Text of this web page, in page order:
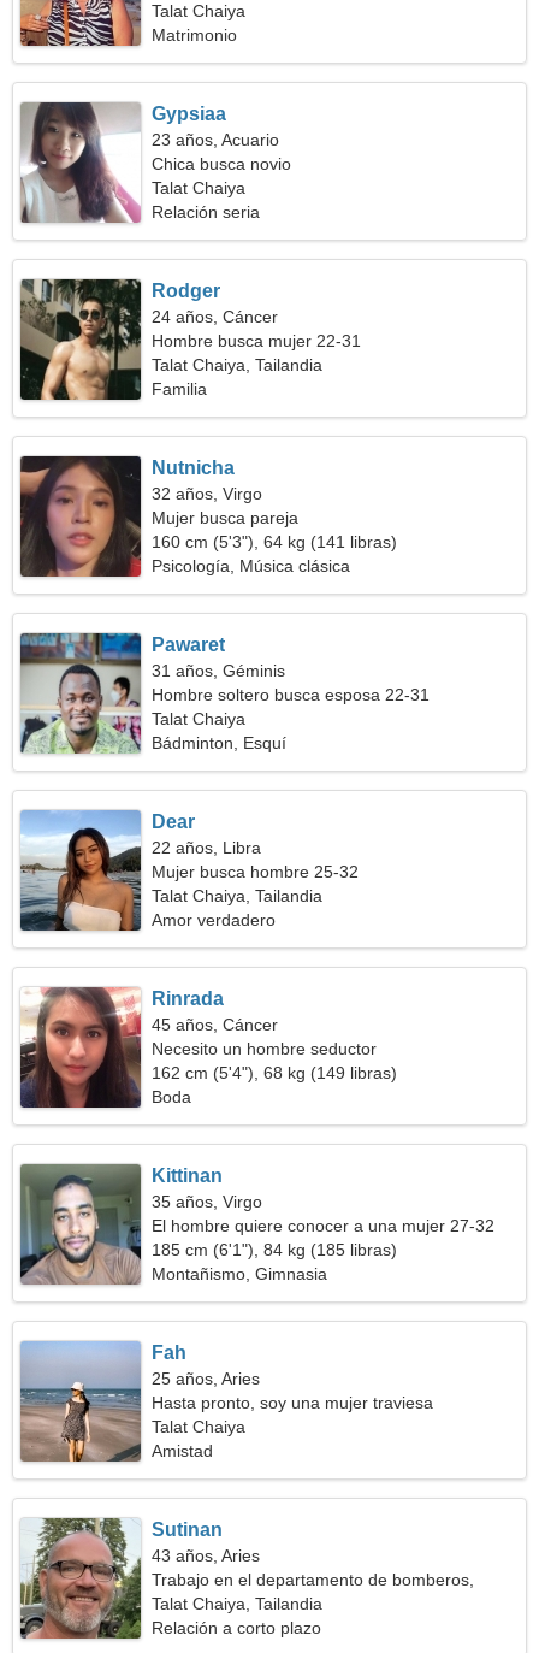
Talat Chaiya
Matrimonio
Gypsiaa
23 años, Acuario
Chica busca novio
Talat Chaiya
Relación seria
Rodger
24 años, Cáncer
Hombre busca mujer 22-31
Talat Chaiya, Tailandia
Familia
Nutnicha
32 años, Virgo
Mujer busca pareja
160 cm (5'3"), 64 kg (141 libras)
Psicología, Música clásica
Pawaret
31 años, Géminis
Hombre soltero busca esposa 22-31
Talat Chaiya
Bádminton, Esquí
Dear
22 años, Libra
Mujer busca hombre 25-32
Talat Chaiya, Tailandia
Amor verdadero
Rinrada
45 años, Cáncer
Necesito un hombre seductor
162 cm (5'4"), 68 kg (149 libras)
Boda
Kittinan
35 años, Virgo
El hombre quiere conocer a una mujer 27-32
185 cm (6'1"), 84 kg (185 libras)
Montañismo, Gimnasia
Fah
25 años, Aries
Hasta pronto, soy una mujer traviesa
Talat Chaiya
Amistad
Sutinan
43 años, Aries
Trabajo en el departamento de bomberos,
necesito una mujer espectacular
Talat Chaiya, Tailandia
Relación a corto plazo